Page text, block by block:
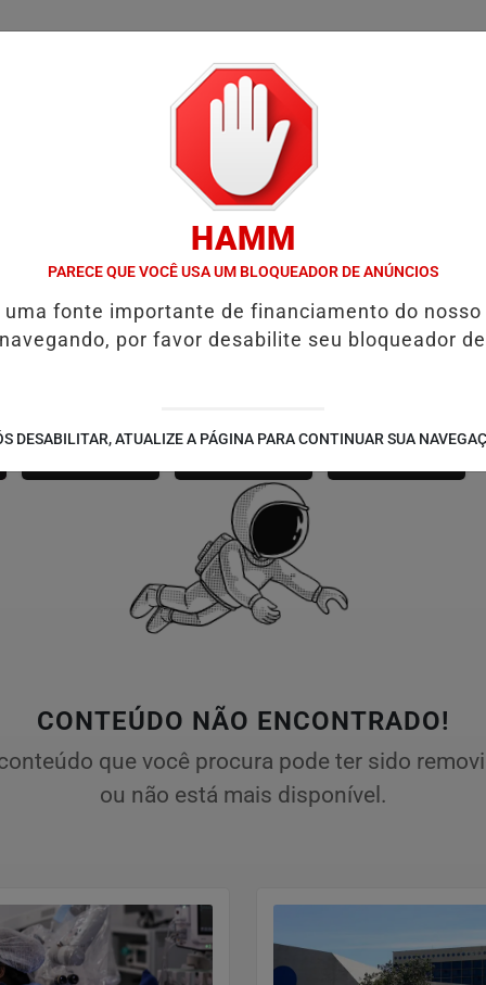
COLUNAS / EMPREGOS
SALVADOR RECEBE A SMART FIT RUN EM AGOSTO: ESPORTE,
SÃO JOÃO 2.6
NOTÍCIAS
FUTEBOL
CONTEÚDO NÃO ENCONTRADO!
que você procura pode ter sido
ou não está mais disponível.
HAMM
PARECE QUE VOCÊ USA UM BLOQUEADOR DE ANÚNCIOS
uma fonte importante de financiamento do
por favor desabilite seu bloqueador
DESABILITAR, ATUALIZE A PÁGINA PARA CONTINUAR SUA